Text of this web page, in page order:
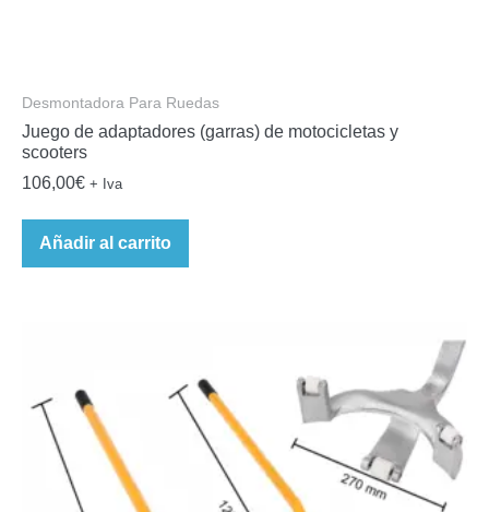
Desmontadora Para Ruedas
Juego de adaptadores (garras) de motocicletas y
scooters
106,00€ + Iva
Añadir al carrito